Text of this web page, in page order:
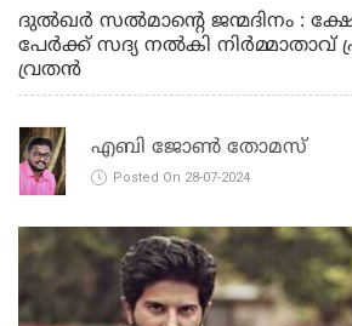
ദുൽഖർ സൽമാന്റെ ജന്മദിനം :
പേർക്ക് സദ്യ നൽകി നിർമ്മാതാവ്
വ്രതൻ
എബി ജോൺ തോമസ്
Posted On 28-07-2024